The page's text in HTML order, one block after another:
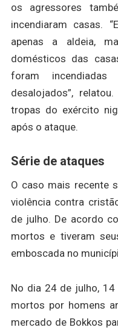
os agressores
incendiaram casas.
apenas a aldeia,
domésticos das
foram
desalojados”,
tropas do exército
após o ataque.
Série de ataques
O caso mais recente
violência contra
de julho. De acordo
mortos e tiveram
emboscada no
No dia 24 de julho,
mortos por homens
mercado de Bokkos